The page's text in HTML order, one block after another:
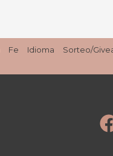
Fe Idioma Sorteo/